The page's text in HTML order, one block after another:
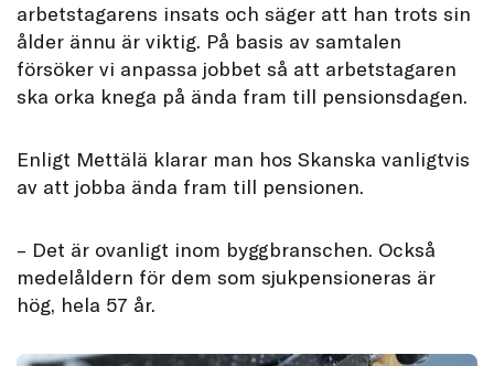
arbetstagarens insats och säger att han trots sin
ålder ännu är viktig. På basis av samtalen
försöker vi anpassa jobbet så att arbetstagaren
ska orka knega på ända fram till pensionsdagen.
Enligt Mettälä klarar man hos Skanska vanligtvis
av att jobba ända fram till pensionen.
– Det är ovanligt inom byggbranschen. Också
medelåldern för dem som sjukpensioneras är
hög, hela 57 år.